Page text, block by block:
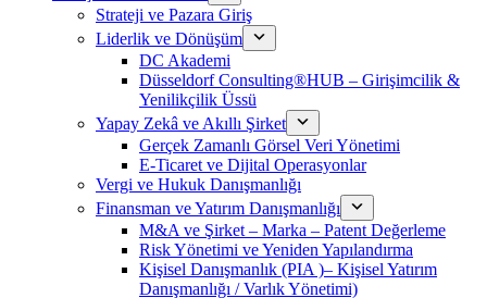
Strateji ve Pazara Giriş
Liderlik ve Dönüşüm
DC Akademi
Düsseldorf Consulting®HUB – Girişimcilik &
Yenilikçilik Üssü
Yapay Zekâ ve Akıllı Şirket
Gerçek Zamanlı Görsel Veri Yönetimi
E-Ticaret ve Dijital Operasyonlar
Vergi ve Hukuk Danışmanlığı
Finansman ve Yatırım Danışmanlığı
M&A ve Şirket – Marka – Patent Değerleme
Risk Yönetimi ve Yeniden Yapılandırma
Kişisel Danışmanlık (PIA )– Kişisel Yatırım
Danışmanlığı / Varlık Yönetimi)